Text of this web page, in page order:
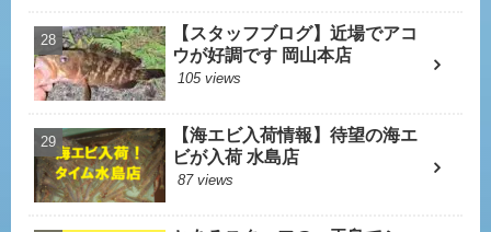
【スタッフブログ】近場でアコ
ウが好調です 岡山本店
105 views
【海エビ入荷情報】待望の海エ
ビが入荷 水島店
87 views